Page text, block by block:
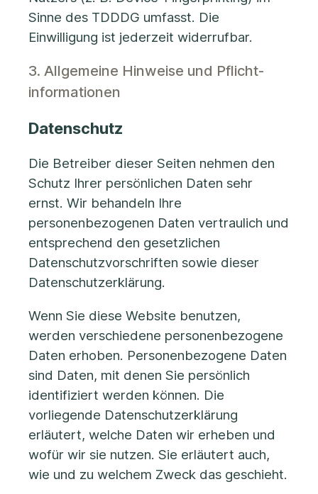
Sinne des TDDDG umfasst. Die
Einwilligung ist jederzeit widerrufbar.
3. Allgemeine Hinweise und Pflicht­
informationen
Datenschutz
Die Betreiber dieser Seiten nehmen den
Schutz Ihrer persönlichen Daten sehr
ernst. Wir behandeln Ihre
personenbezogenen Daten vertraulich und
entsprechend den gesetzlichen
Datenschutzvorschriften sowie dieser
Datenschutzerklärung.
Wenn Sie diese Website benutzen,
werden verschiedene personenbezogene
Daten erhoben. Personenbezogene Daten
sind Daten, mit denen Sie persönlich
identifiziert werden können. Die
vorliegende Datenschutzerklärung
erläutert, welche Daten wir erheben und
wofür wir sie nutzen. Sie erläutert auch,
wie und zu welchem Zweck das geschieht.